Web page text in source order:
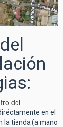
del
en el
la tienda (a mano